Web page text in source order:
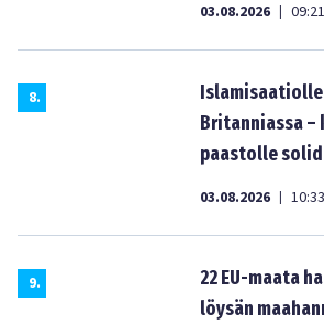
03.08.2026 | 09:21
8.
Britanniassa
paastolle
03.08.2026 | 10:33
9.
22 EU-maata
löysän